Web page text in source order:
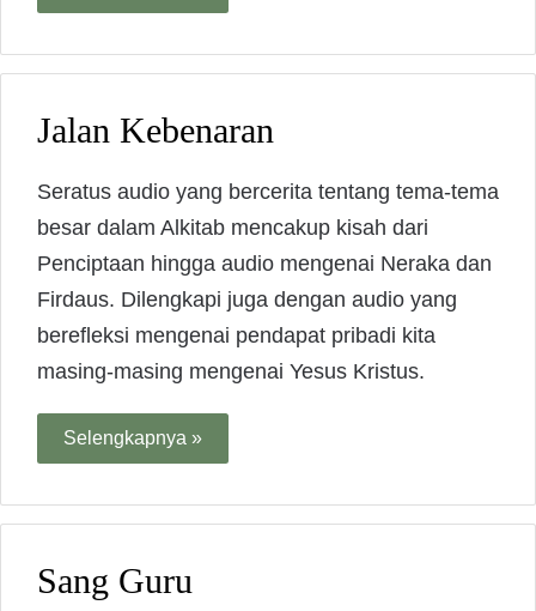
Jalan Kebenaran
Seratus audio yang bercerita tentang tema-tema
besar dalam Alkitab mencakup kisah dari
Penciptaan hingga audio mengenai Neraka dan
Firdaus. Dilengkapi juga dengan audio yang
berefleksi mengenai pendapat pribadi kita
masing-masing mengenai Yesus Kristus.
Selengkapnya »
Sang Guru